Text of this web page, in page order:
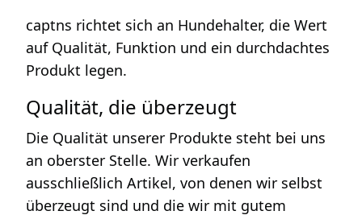
captns richtet sich an Hundehalter, die Wert
auf Qualität, Funktion und ein durchdachtes
Produkt legen.
Qualität, die überzeugt
Die Qualität unserer Produkte steht bei uns
an oberster Stelle. Wir verkaufen
ausschließlich Artikel, von denen wir selbst
überzeugt sind und die wir mit gutem